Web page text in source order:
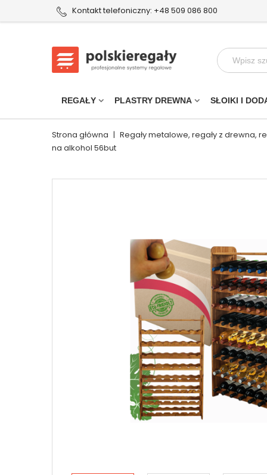
Kontakt telefoniczny: +48 509 086 800
REGAŁY PLASTRY DREWNA SŁOIKI I
Strona główna | Regały metalowe, regały z drewna,
na alkohol 56but